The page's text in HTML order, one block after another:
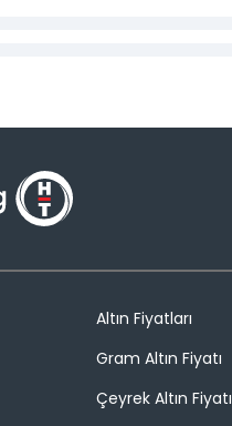
Altın Fiyatları
Gram Altın Fiyatı
Çeyrek Altın Fiyatı